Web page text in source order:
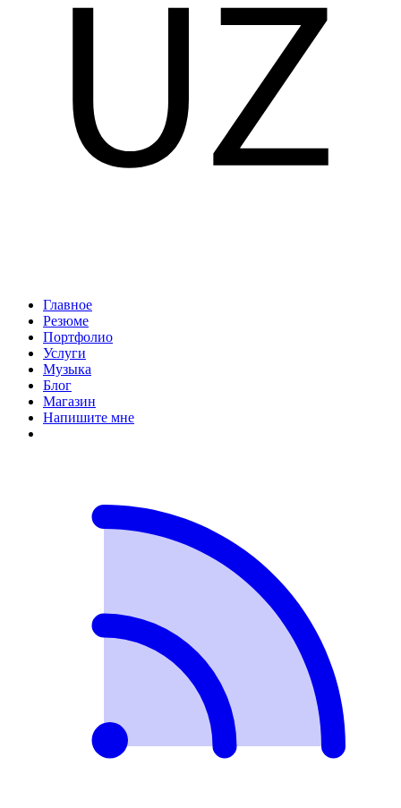
Главное
Резюме
Портфолио
Услуги
Музыка
Блог
Магазин
Напишите мне